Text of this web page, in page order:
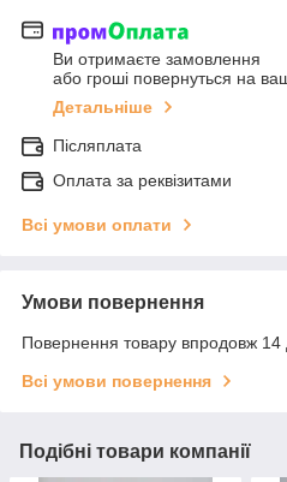
Ви отримаєте замовлення
або гроші повернуться на
Детальніше
Післяплата
Оплата за реквізитами
Всі умови оплати
Умови повернення
Повернення товару впродовж 14
Всі умови повернення
Подібні товари компанії